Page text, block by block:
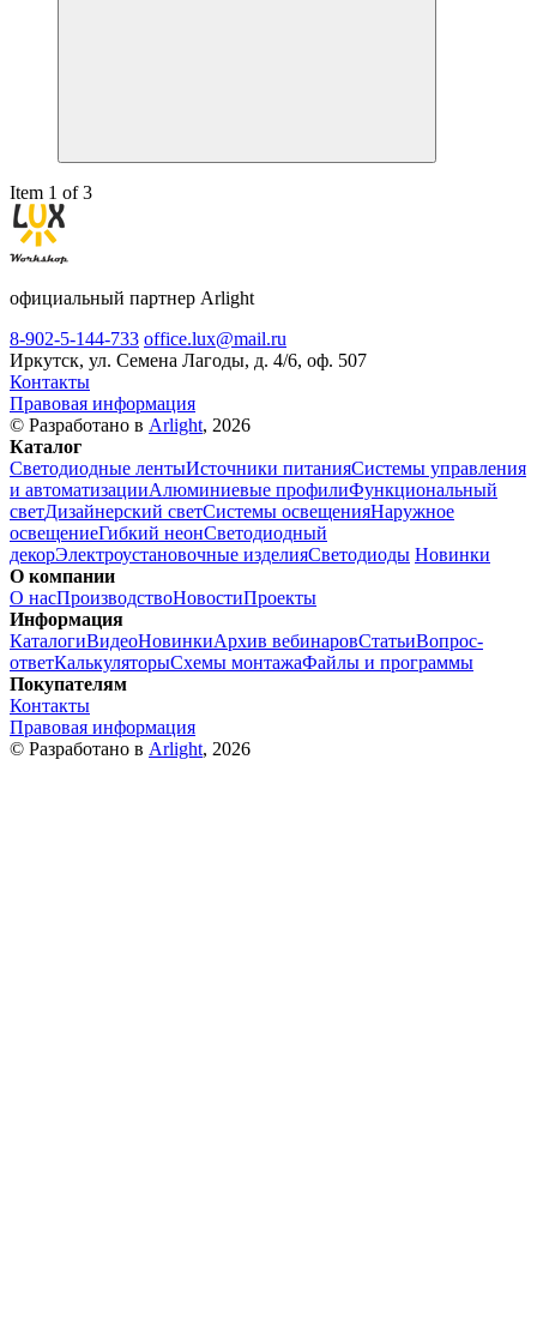
Item 1 of 3
официальный партнер Arlight
8-902-5-144-733 office.lux@mail.ru
Иркутск, ул. Семена Лагоды, д. 4/6, оф. 507
Контакты
Правовая информация
© Разработано в Arlight, 2026
Каталог
Светодиодные лентыИсточники питанияСистемы управления
и автоматизацииАлюминиевые профилиФункциональный
светДизайнерский светСистемы освещенияНаружное
освещениеГибкий неонСветодиодный
декорЭлектроустановочные изделияСветодиоды Новинки
О компании
О насПроизводствоНовостиПроекты
Информация
КаталогиВидеоНовинкиАрхив вебинаровСтатьиВопрос-
ответКалькуляторыСхемы монтажаФайлы и программы
Покупателям
Контакты
Правовая информация
© Разработано в Arlight, 2026